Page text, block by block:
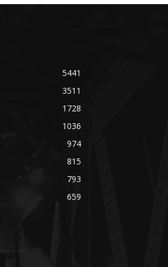
5441
3511
1728
1036
974
815
793
659